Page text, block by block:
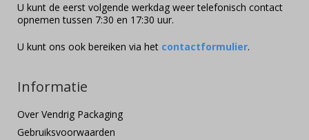
U kunt de eerst volgende werkdag weer telefonisch contact
opnemen tussen 7:30 en 17:30 uur.
U kunt ons ook bereiken via het contactformulier.
Informatie
Over Vendrig Packaging
Gebruiksvoorwaarden